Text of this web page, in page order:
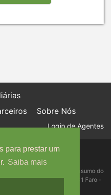
para prestar um
Saiba mais
Sobre Nós
Login de Agentes
de Conflitos de Consumo do
Estrada da Penha, 8005-131 Faro -